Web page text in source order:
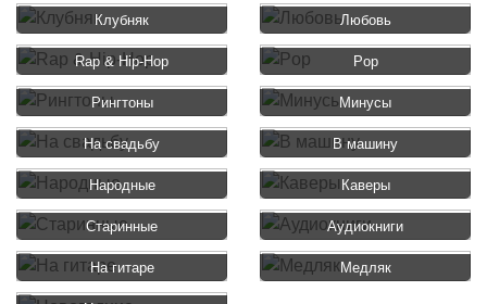
Клубняк Любовь
Rap & Hip-Hop Pop
Рингтоны Минусы
На свадьбу В машину
Народные Каверы
Старинные Аудиокниги
На гитаре Медляк